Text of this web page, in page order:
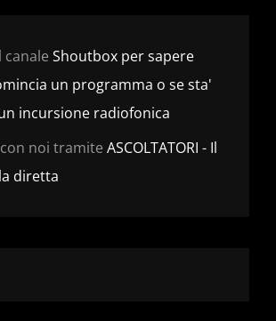
canale Shoutbox per sapere
un programma o se sta'
incursione radiofonica
noi tramite ASCOLTATORI - Il
diretta